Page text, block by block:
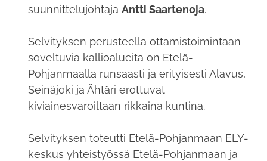
suunnittelujohtaja Antti Saartenoja.
Selvityksen perusteella ottamistoimintaan
soveltuvia kallioalueita on Etelä-
Pohjanmaalla runsaasti ja erityisesti Alavus,
Seinäjoki ja Ähtäri erottuvat
kiviainesvaroiltaan rikkaina kuntina.
Selvityksen toteutti Etelä-Pohjanmaan ELY-
keskus yhteistyössä Etelä-Pohjanmaan ja